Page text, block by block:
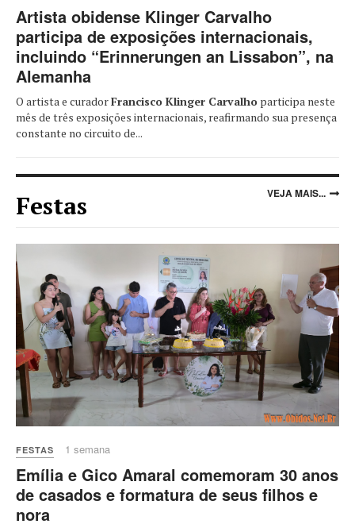
Artista obidense Klinger Carvalho
participa de exposições internacionais,
incluindo “Erinnerungen an Lissabon”, na
Alemanha
O artista e curadorFrancisco Klinger Carvalho participa neste
mês de três exposições internacionais, reafirmando sua presença
constante no circuito de...
Festas VEJA MAIS...
FESTAS 1 semana
Emília e Gico Amaral comemoram 30 anos
de casados e formatura de seus filhos e
nora